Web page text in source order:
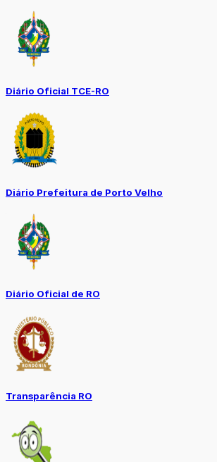
Diário Oficial TCE-RO
Diário Prefeitura de Porto Velho
Diário Oficial de RO
Transparência RO